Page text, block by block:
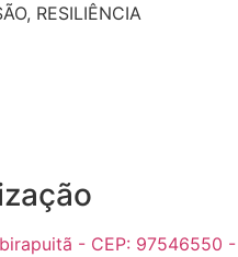
RESILIÊNCIA
- CEP: 97546550 -